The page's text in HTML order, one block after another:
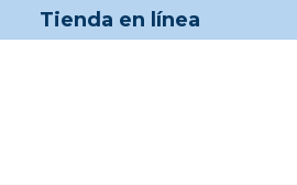
Tienda en línea